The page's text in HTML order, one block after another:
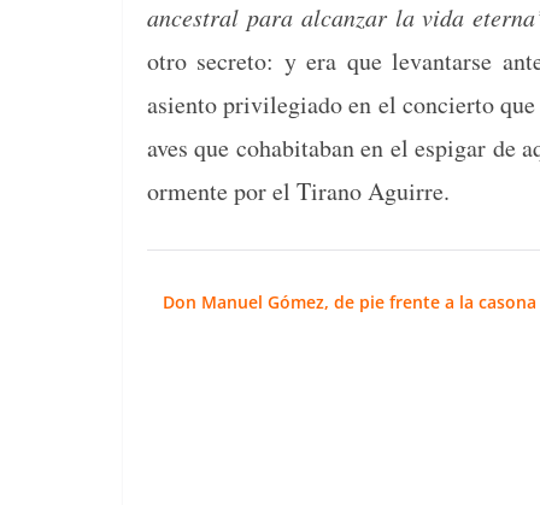
ances­tral para alcan­zar la vida
otro secre­to: y era que lev­an­tarse
asien­to priv­i­le­gia­do en el concier­to
aves que cohab­it­a­ban en el espi­gar
or­mente por el Tira­no Aguirre.
Don Manuel Gómez, de pie frente a la